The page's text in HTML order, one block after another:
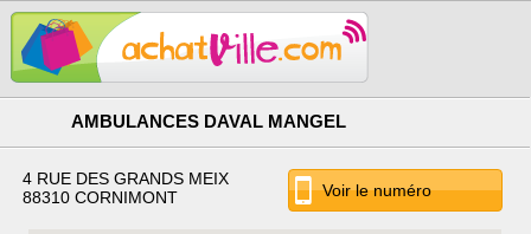
AMBULANCES DAVAL MANGEL
4 RUE DES GRANDS MEIX
88310 CORNIMONT
Voir le numéro